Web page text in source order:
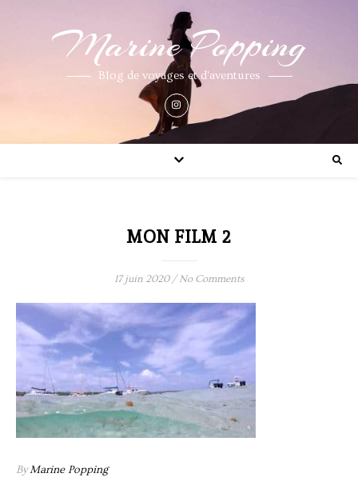
Marine Popping
Blog de voyages et d'aventures
MON FILM 2
17 juin 2020 / No Comments
ByMarine Popping